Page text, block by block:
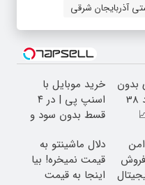
آذربایجان شرقی
بدون
ریسک با سود 38
خرید موبایل با
اسنپ پی | در ۴
قسط بدون سود و
دلال ماشینتو به
قیمت نمیخره! بیا
اینجا به قیمت